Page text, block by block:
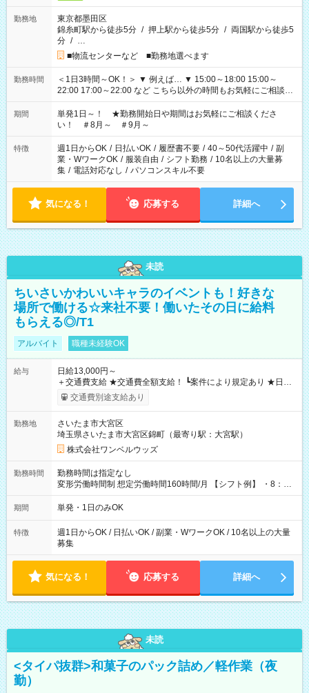
勤務地
東京都墨田区
錦糸町駅から徒歩5分 / 押上駅から徒歩5分 / 両国駅から徒歩5
分 / …
■物流センターなど ■勤務地選べます
勤務時間
＜1日3時間～OK！＞ ▼ 例えば… ▼ 15:00～18:00 15:00～
22:00 17:00～22:00 など こちら以外の時間もお気軽にご相談く
ださい！
期間
単発1日～！ ★勤務開始日や期間はお気軽にご相談くださ
い！ ＃8月～ ＃9月～
特徴 週1日からOK / 日払いOK / 履歴書不要 / 40～50代活躍中 / 副
業・WワークOK / 服装自由 / シフト勤務 / 10名以上の大量募
集 / 電話対応なし / パソコンスキル不要
気になる！ 応募する 詳細へ
未読
ちいさいかわいいキャラのイベントも！好きな
場所で働ける☆来社不要！働いたその日に給料
もらえる◎/T1
アルバイト 職種未経験OK
給与
日給13,000円～
＋交通費支給 ★交通費全額支給！ ┗案件により規定あり ★日払
いOK！（規定あり） ┗働いたその日に現金GET♪ お仕事後はコ
ンビニATMから 日払い分を引き落とせます！ 【試用期間】試
交通費別途支給あり
勤務地
さいたま市大宮区
埼玉県さいたま市大宮区錦町（最寄り駅：大宮駅）
株式会社ワンベルウッズ
勤務時間
勤務時間は指定なし
変形労働時間制 想定労働時間160時間/月 【シフト例】 ・8：00
～21：00
期間 単発・1日のみOK
特徴
週1日からOK / 日払いOK / 副業・WワークOK / 10名以上の大量
募集
気になる！ 応募する 詳細へ
未読
<タイパ抜群>和菓子のパック詰め／軽作業（夜
勤）